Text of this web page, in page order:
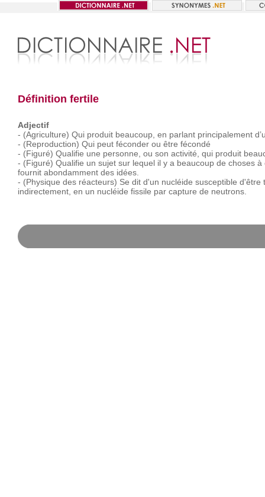
Définition fertile
Adjectif
- (Agriculture) Qui produit beaucoup, en parlant principalement
- (Reproduction) Qui peut féconder ou être fécondé
- (Figuré) Qualifie une personne, ou son activité, qui produit
- (Figuré) Qualifie un sujet sur lequel il y a beaucoup de choses à
fournit abondamment des idées.
- (Physique des réacteurs) Se dit d'un nucléide susceptible d'être
indirectement, en un nucléide fissile par capture de neutrons.